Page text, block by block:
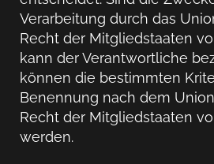
Verarbeitung durch das
Recht der Mitgliedstaaten
kann der Verantwortliche
können die bestimmten
Benennung nach dem
Recht der Mitgliedstaaten
werden.